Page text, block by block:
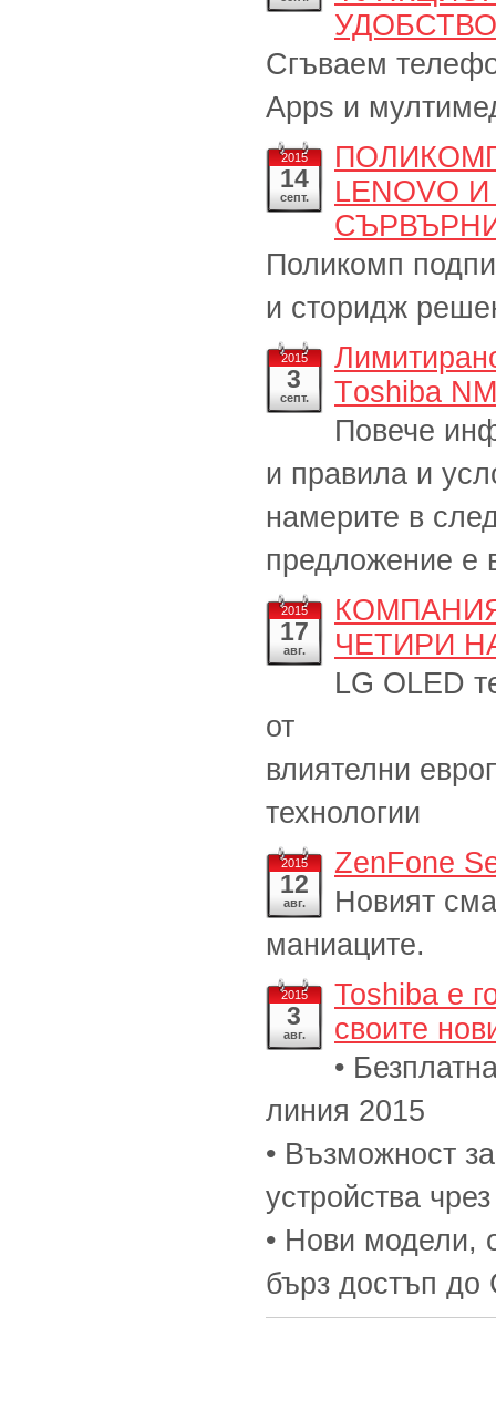
Сгъваем
Apps и
2015
14
септ.
LENOVO
Поликомп
и сторидж
2015
3
септ.
Тoshiba
Повече
и правила и
намерите в
предложение е
2015
17
авг.
ЧЕТИРИ
LG OLED
от
влиятелни
технологии
2015
12
авг.
ZenFone
Новият
маниаците.
2015
3
авг.
Toshiba е
своите
•
линия 2015
• Възможност
устройства
• Нови модели,
бърз достъп до